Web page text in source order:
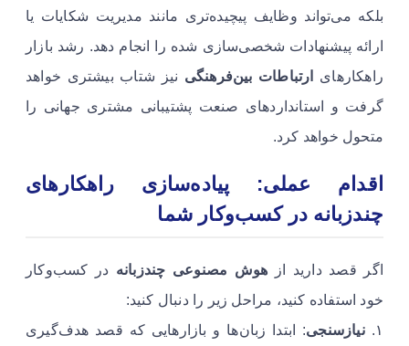
بلکه می‌تواند وظایف پیچیده‌تری مانند مدیریت شکایات یا
ارائه پیشنهادات شخصی‌سازی شده را انجام دهد. رشد بازار
راهکارهای
ارتباطات بین‌فرهنگی نیز شتاب بیشتری خواهد
گرفت و استانداردهای صنعت پشتیبانی مشتری جهانی را
متحول خواهد کرد.
اقدام عملی: پیاده‌سازی راهکارهای
چندزبانه در کسب‌وکار شما
اگر قصد دارید از هوش مصنوعی چندزبانه در کسب‌وکار
خود استفاده کنید، مراحل زیر را دنبال کنید:
۱.
نیازسنجی: ابتدا زبان‌ها و بازارهایی که قصد هدف‌گیری